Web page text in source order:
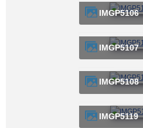
IMGP5106
IMGP5107
IMGP5108
IMGP5119